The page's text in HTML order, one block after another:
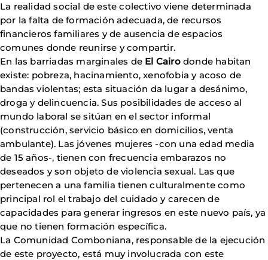
La realidad social de este colectivo viene determinada
por la falta de formación adecuada, de recursos
financieros familiares y de ausencia de espacios
comunes donde reunirse y compartir.
En las barriadas marginales de El Cairodonde habitan
existe: pobreza, hacinamiento, xenofobia y acoso de
bandas violentas; esta situación da lugar a desánimo,
droga y delincuencia. Sus posibilidades de acceso al
mundo laboral se sitúan en el sector informal
(construcción, servicio básico en domicilios, venta
ambulante). Las jóvenes mujeres -con una edad media
de 15 años-, tienen con frecuencia embarazos no
deseados y son objeto de violencia sexual. Las que
pertenecen a una familia tienen culturalmente como
principal rol el trabajo del cuidado y carecen de
capacidades para generar ingresos en este nuevo país, ya
que no tienen formación específica.
La Comunidad Comboniana, responsable de la ejecución
de este proyecto, está muy involucrada con este